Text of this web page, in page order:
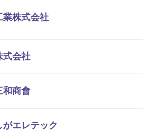
業株式会社
式会社
和商會
エレテック